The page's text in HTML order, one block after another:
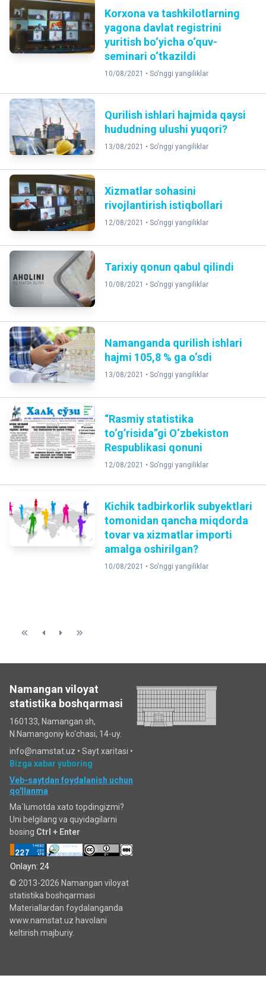
Korxona va tashkilotlarning
yagona davlat registrini
yuritish bo‘yicha o‘quv-
seminari o‘tkazildi
10/08/2021 • So'nggi yangiliklar
Qurilish ishlari hajmida qaysi
hududning ulushi yuqori?
13/08/2021 • So'nggi yangiliklar
Xizmatlar sohasini
rivojlantirish istiqbollari
12/08/2021 • So'nggi yangiliklar
Tarixiy qonun qabul qilindi
10/08/2021 • So'nggi yangiliklar
Namanganda qurilish ishlari
hajmi 105,8 % ga o‘sdi
13/08/2021 • So'nggi yangiliklar
“Rasmiy statistika
to‘g’risida”gi O‘zbekiston
Respublikasi qonuni
12/08/2021 • So'nggi yangiliklar
Kichik tadbirkorlik subyektlari
tomonidan qancha miqdorda
tovar va xizmatlar importi
amalga oshirilgan?
10/08/2021 • So'nggi yangiliklar
Namangan viloyat
statistika boshqarmasi
160133, Namangan sh,
N.Namangoniy ko'chasi, 14-uy.
info@namstat.uz • Sayt xaritasi •
Bizga xabar yuboring
Veb-saytdan foydalanish uchun
qo'llanma
Ma`lumotda xato topdingizmi?
Uni belgilang va quyidagilarni
bosing Ctrl + Enter
Onlayn: 24
© 2013-2026 Namangan viloyat
statistika boshqarmasi
Materiallardan foydalanganda
www.namstat.uz havolani
keltirish majburiy.